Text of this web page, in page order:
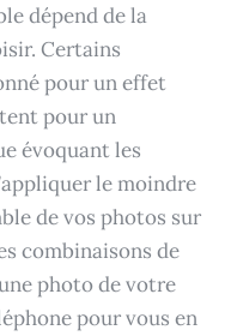
dépend de la
Certains
pour un effet
pour un
évoquant les
le moindre
de vos photos sur
combinaisons de
photo de votre
pour vous en